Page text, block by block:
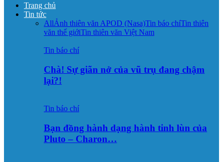
Trang chủ
Tin tức
AllẢnh thiên văn APOD (Nasa)Tin báo chíTin thiên
văn thế giớiTin thiên văn Việt Nam
Tin báo chí
Chà! Sự giãn nở của vũ trụ đang chậm
lại?!
Tin báo chí
Bạn đồng hành dạng hành tinh lùn của
Pluto – Charon…